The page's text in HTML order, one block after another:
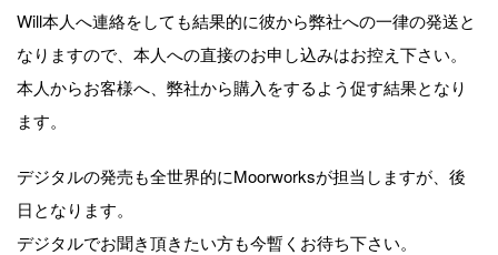
Will本人へ連絡をしても結果的に彼から弊社への一律の発送と
なりますので、本人への直接のお申し込みはお控え下さい。
本人からお客様へ、弊社から購入をするよう促す結果となり
ます。
デジタルの発売も全世界的にMoorworksが担当しますが、後
日となります。
デジタルでお聞き頂きたい方も今暫くお待ち下さい。